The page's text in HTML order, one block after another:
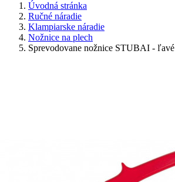
Úvodná stránka
Ručné náradie
Klampiarske náradie
Nožnice na plech
Sprevodovane nožnice STUBAI - ľavé